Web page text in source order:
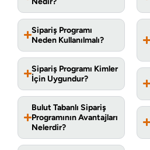
Sipariş Programı
Neden Kullanılmalı?
Sipariş Programı Kimler
İçin Uygundur?
Bulut Tabanlı Sipariş
Programının Avantajları
Nelerdir?